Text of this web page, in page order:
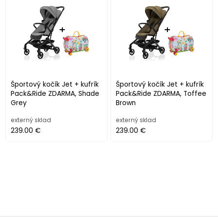
Športový kočík Jet + kufrík
Pack&Ride ZDARMA, Shade
Grey
externý sklad
239.00 €
Športový kočík Jet + kufrík
Pack&Ride ZDARMA, Toffee
Brown
externý sklad
239.00 €